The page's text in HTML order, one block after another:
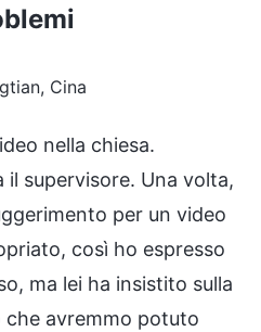
Cina
nella chiesa.
il supervisore. Una volta,
per un video
così ho espresso
ma lei ha insistito sulla
che avremmo potuto